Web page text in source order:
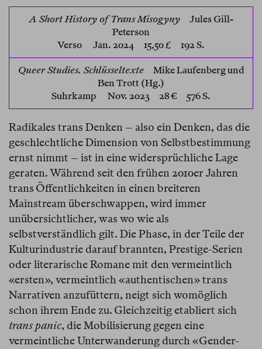
A Short History of Trans Misogyny
Jules Gill-
Peterson
Verso
Jan. 2024 15,50 £ 192 S.
Queer Studies. Schlüsseltexte
Mike Laufenberg und
Ben Trott (Hg.)
Suhrkamp
Nov. 2023 28 € 576 S.
Radikales trans Denken – also ein Denken, das die
geschlechtliche Dimension von Selbstbestimmung
ernst nimmt – ist in eine widersprüchliche Lage
geraten. Während seit den frühen 2010er Jahren
trans Öffentlichkeiten in einen breiteren
Mainstream überschwappen, wird immer
unübersichtlicher, was wo wie als
selbstverständlich gilt. Die Phase, in der Teile der
Kulturindustrie darauf brannten, Prestige-Serien
oder literarische Romane mit den vermeintlich
«ersten», vermeintlich «authentischen» trans
Narrativen anzufüttern, neigt sich womöglich
schon ihrem Ende zu. Gleichzeitig etabliert sich
trans panic, die Mobilisierung gegen eine
vermeintliche Unterwanderung durch «Gender-